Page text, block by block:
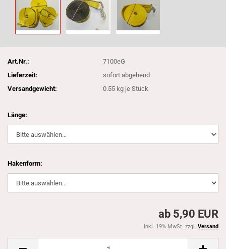
Art.Nr.:
7100eG
Lieferzeit:
sofort abgehend
Versandgewicht:
0.55 kg je Stück
Länge:
Hakenform:
ab 5,90 EUR
inkl. 19% MwSt. zzgl. Versand